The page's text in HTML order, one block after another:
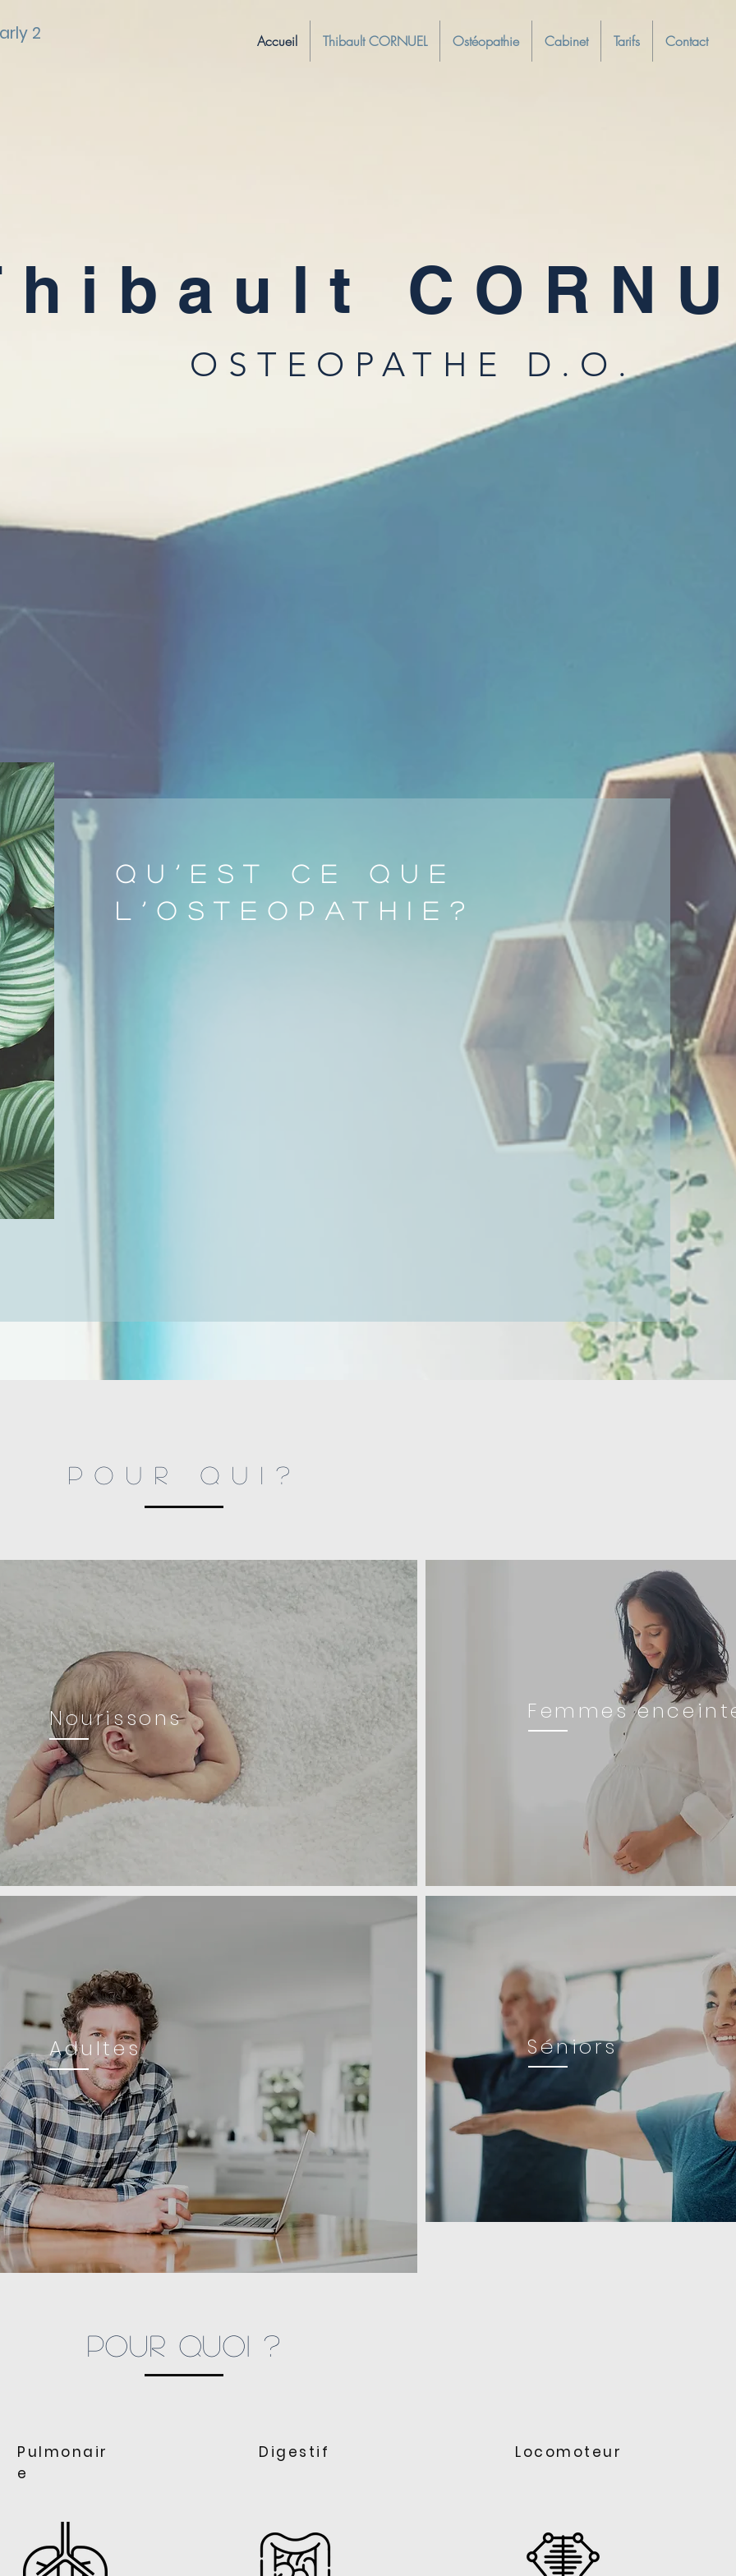
2 Accueil Thibault CORNUEL Ostéopathie Cabinet Tarifs Contact
OSTEOPATHE D.O.
QU’EST CE QUE
L’OSTEOPATHIE?
L’ostéopathie est une méthode de soins douce qui s’emploie à
déterminer et à traiter les restrictions de mobilité qui peuvent
affecter l’ensemble des structures composant le corps humain.
C’est une médecine manuelle globale fondée sur la capacité du
corps à s’auto-équilibrer. Toute perte de mobilité des
articulations, des muscles, des ligaments ou des viscères peut
provoquer un déséquilibre de l’état de santé, et l’apparition de
POUR QUI?
Nourissons Femmes
Adultes Séniors
or click Edit
I’m a paragraph. Double
click here or click Edit
I’m a paragraph. Double
click here or click Edit
POUR QUOI ?
Pulmonair
e
Digestif Locomoteur